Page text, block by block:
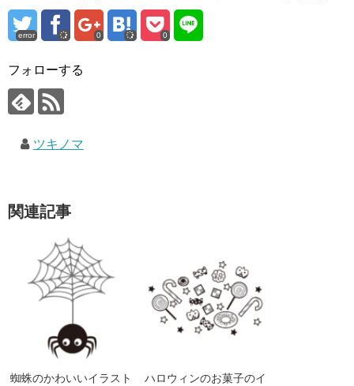
error 0 0
フォローする
ツキノマ
関連記事
蜘蛛のかわいいイラスト
ハロウィンのお菓子のイ